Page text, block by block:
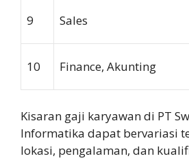
9 Sales
10 Finance, Akunting
Kisaran gaji karyawan di PT
Informatika dapat bervariasi
lokasi, pengalaman, dan